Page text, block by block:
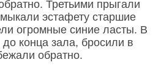
Третьими прыгали
эстафету старшие
огромные синие ласты. В
конца зала, бросили в
обратно.